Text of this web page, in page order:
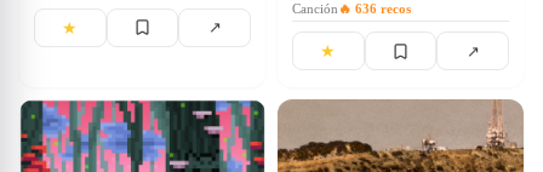
★ ↗
Canción 🔥 636 recos
★ ↗